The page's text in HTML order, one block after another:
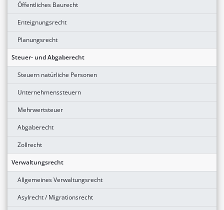
Öffentliches Baurecht
Enteignungsrecht
Planungsrecht
Steuer- und Abgaberecht
Steuern natürliche Personen
Unternehmenssteuern
Mehrwertsteuer
Abgaberecht
Zollrecht
Verwaltungsrecht
Allgemeines Verwaltungsrecht
Asylrecht / Migrationsrecht